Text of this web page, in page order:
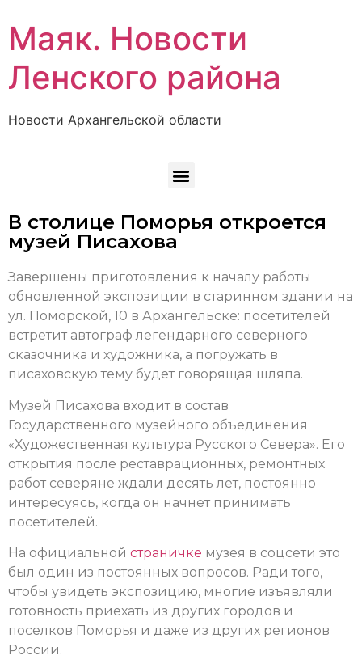
Маяк. Новости
Ленского района
Новости Архангельской области
В столице Поморья откроется
музей Писахова
Завершены приготовления к началу работы
обновленной экспозиции в старинном здании на
ул. Поморской, 10 в Архангельске: посетителей
встретит автограф легендарного северного
сказочника и художника, а погружать в
писаховскую тему будет говорящая шляпа.
Музей Писахова входит в состав
Государственного музейного объединения
«Художественная культура Русского Севера». Его
открытия после реставрационных, ремонтных
работ северяне ждали десять лет, постоянно
интересуясь, когда он начнет принимать
посетителей.
На официальной страничке музея в соцсети это
был один из постоянных вопросов. Ради того,
чтобы увидеть экспозицию, многие изъявляли
готовность приехать из других городов и
поселков Поморья и даже из других регионов
России.